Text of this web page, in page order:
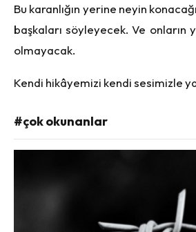
Bu karanlığın yerine neyin
başkaları söyleyecek. Ve onların
olmayacak.
Kendi hikâyemizi kendi sesimizle
#çok okunanlar